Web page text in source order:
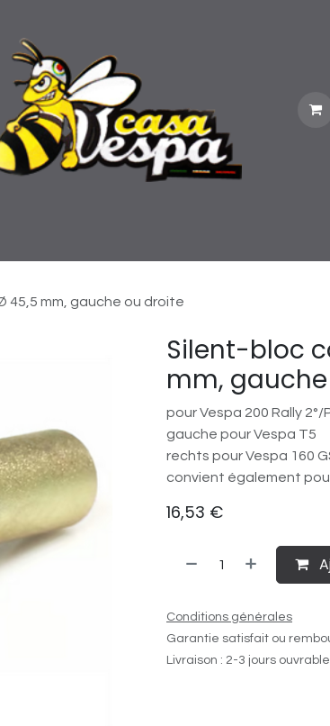
45,5 mm, gauche ou droite
Silent-bloc
mm,
pour Vespa 200 Rally
gauche pour Vespa T5
rechts pour Vespa 160
convient également
16,53 €
Conditions générales
Garantie satisfait ou
Livraison : 2-3 jours